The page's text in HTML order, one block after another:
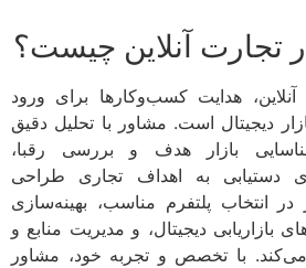
تجارت آنلاین چیست؟
هدایت کسب‌وکارها برای ورود
دیجیتال است. مشاور با تحلیل دقیق
بازار هدف و بررسی رقبا،
دستیابی به اهداف تجاری طراحی
انتخاب پلتفرم مناسب، بهینه‌سازی
بازاریابی دیجیتال، و مدیریت منابع و
با تخصص و تجربه خود، مشاور